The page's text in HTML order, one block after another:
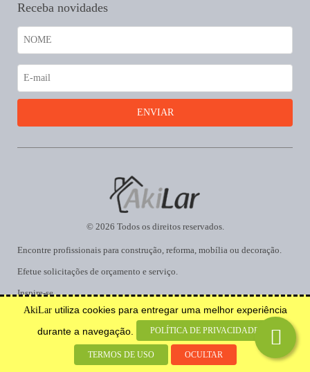
Receba novidades
Encontre profissionais para construção, reforma, mobília ou decoração.
Efetue solicitações de orçamento e serviço.
Inspire-se.
© 2026 Todos os direitos reservados.
Desenvolvido por
AkiLarutiliza cookies para entregar uma melhor experiência
durante a navegação.
POLÍTICA DE PRIVACIDADE
TERMOS DE USO OCULTAR